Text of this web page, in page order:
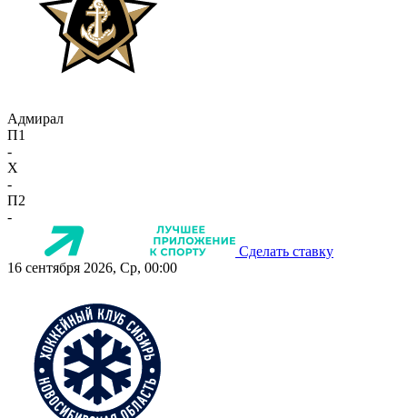
Адмирал
П1
-
X
-
П2
-
Сделать ставку
16 сентября 2026, Ср, 00:00